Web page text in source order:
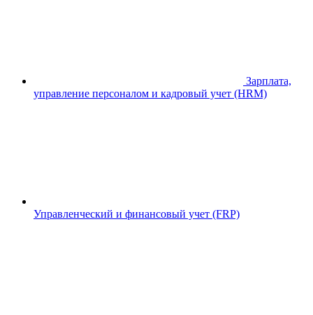
Зарплата,
управление персоналом и кадровый учет (HRM)
Управленческий и финансовый учет (FRP)